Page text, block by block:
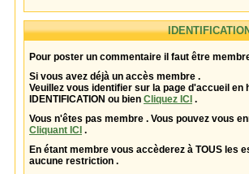
Pour poster un commentaire il faut être
Si vous avez déjà un accès membre .
Veuillez vous identifier sur la page d'accueil en
IDENTIFICATION ou bien Cliquez ICI .
Vous n'êtes pas membre . Vous pouvez vous
Cliquant ICI .
En étant membre vous accèderez à TOUS les
aucune restriction .